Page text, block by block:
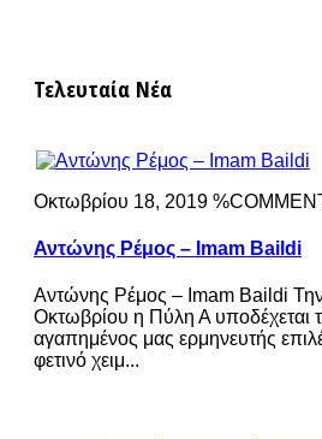
Τελευταία Νέα
Οκτωβρίου 18, 2019
Αντώνης Ρέμος – Imam Baildi
Αντώνης Ρέμος – Imam Baildi
Οκτωβρίου η Πύλη Α υποδέχεται
αγαπημένος μας ερμηνευτής
φετινό χειμ...